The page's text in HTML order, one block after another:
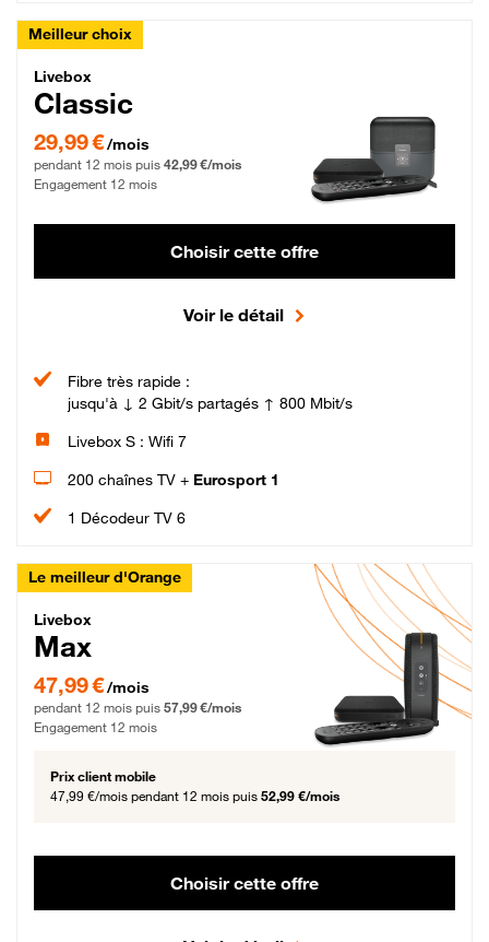
Meilleur choix
Livebox Classic Fibre
Livebox
Classic
29,99 € par mois pendant 12 mois puis 42,99 € par mois, Engagement 12 mois
29,99 €/mois
pendant 12 mois puis 42,99 €/mois
Engagement 12 mois
Choisir cette offre
Voir le détail
Fibre très rapide :
jusqu'à ↓ 2 Gbit/s partagés ↑ 800 Mbit/s
Livebox S : Wifi 7
200 chaînes TV + Eurosport 1
1 Décodeur TV 6
Le meilleur d'Orange
Livebox Max Fibre
Livebox
Max
47,99 € par mois pendant 12 mois puis 57,99 € par mois, Engagement 12 mois
47,99 €/mois
pendant 12 mois puis 57,99 €/mois
Engagement 12 mois
Prix client mobile
47,99 €/mois pendant 12 mois puis 52,99 €/mois
Choisir cette offre